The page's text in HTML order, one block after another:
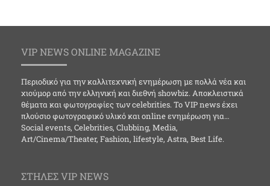
VIP NEWS ONLINE MAGAZINE
Περιοδικό για την καλλιτεχνική ενημέρωση με πολλά νέα και
χιούμορ από την ελληνική και διεθνή showbiz. Αποκλειστικά
θέματα και φωτογραφίες των celebrities. Το VIP news έχει
πλούσιο φωτογραφικό υλικό και online ενημέρωση για…
Social events, Celebrities, Clubbing, Media,
Art/Cinema/Theater, Fashion, lifestyle, Astra, Best Life.
ΣΤΗΛΕΣ VIP NEWS